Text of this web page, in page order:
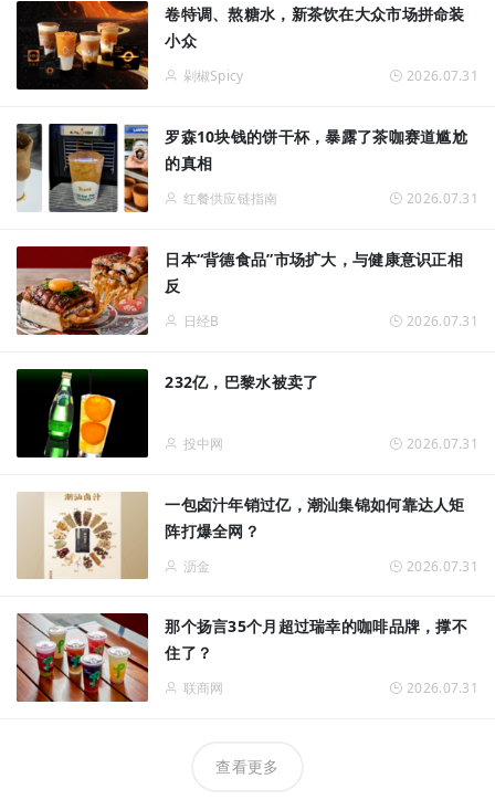
卷特调、熬糖水，新茶饮在大众市场拼命装
小众
剁椒Spicy 2026.07.31
罗森10块钱的饼干杯，暴露了茶咖赛道尴尬
的真相
红餐供应链指南 2026.07.31
日本“背德食品”市场扩大，与健康意识正相
反
日经B 2026.07.31
232亿，巴黎水被卖了
投中网 2026.07.31
一包卤汁年销过亿，潮汕集锦如何靠达人矩
阵打爆全网？
沥金 2026.07.31
那个扬言35个月超过瑞幸的咖啡品牌，撑不
住了？
联商网 2026.07.31
查看更多